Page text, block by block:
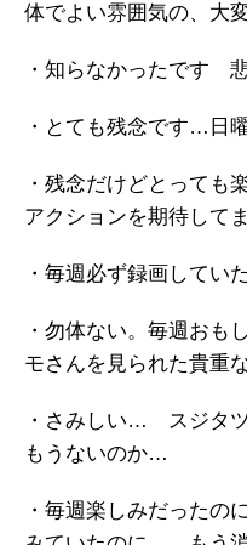
体でよい雰囲気の、大
・知らなかったです
・とても残念です…日
・残念だけどとっても
アクションを期待して
・毎週必ず録画してい
・勿体ない。毎週お
モさんを見られた貴重な
・さみしい… スジタ
もうないのか…
・毎週楽しみだった